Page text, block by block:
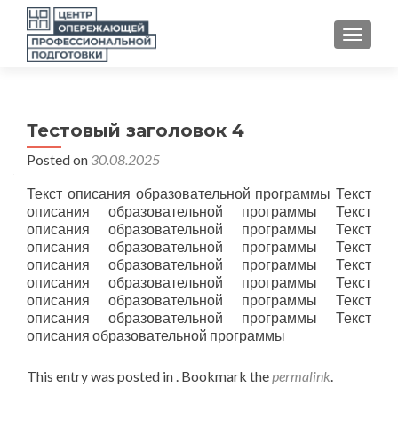
Тестовый заголовок 4
Posted on 30.08.2025
Текст описания образовательной программы Текст
описания образовательной программы Текст
описания образовательной программы Текст
описания образовательной программы Текст
описания образовательной программы Текст
описания образовательной программы Текст
описания образовательной программы Текст
описания образовательной программы Текст
описания образовательной программы
This entry was posted in . Bookmark thepermalink.